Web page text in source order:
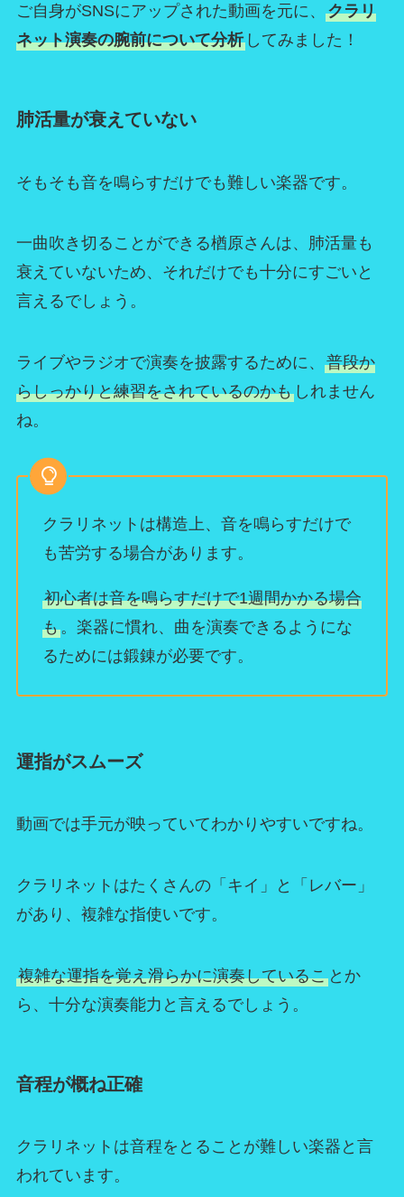
ご自身がSNSにアップされた動画を元に、 クラリ
ネット演奏の腕前について分析してみました！
肺活量が衰えていない
そもそも音を鳴らすだけでも難しい楽器です。
一曲吹き切ることができる楢原さんは、肺活量も
衰えていないため、それだけでも十分にすごいと
言えるでしょう。
ライブやラジオで演奏を披露するために、 普段か
らしっかりと練習をされているのかもしれません
ね。
クラリネットは構造上、音を鳴らすだけで
も苦労する場合があります。
初心者は音を鳴らすだけで1週間かかる場合
も。楽器に慣れ、曲を演奏できるようにな
るためには鍛錬が必要です。
運指がスムーズ
動画では手元が映っていてわかりやすいですね。
クラリネットはたくさんの「キイ」と「レバー」
があり、複雑な指使いです。
複雑な運指を覚え滑らかに演奏していることか
ら、十分な演奏能力と言えるでしょう。
音程が概ね正確
クラリネットは音程をとることが難しい楽器と言
われています。